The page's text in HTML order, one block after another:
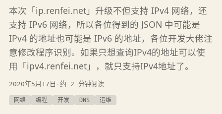
本次「ip.renfei.net」升级不但支持 IPv4 网络，还
支持 IPv6 网络，所以各位得到的 JSON 中可能是
IPv4 的地址也可能是 IPv6 的地址，各位开发大佬注
意修改程序识别。如果只想查询IPv4的地址可以使
用「ipv4.renfei.net」，就只支持IPv4地址了。
2020年5月17日 · 约 2 分钟阅读
网络 编程 开发 DNS 运维